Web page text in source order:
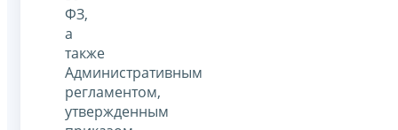
ФЗ,
а
также
Административным
регламентом,
утвержденным